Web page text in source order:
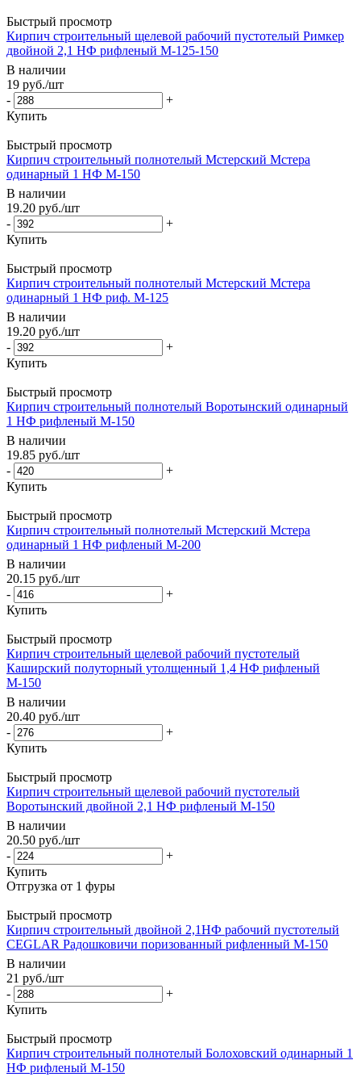
Быстрый просмотр
Кирпич строительный щелевой рабочий пустотелый Римкер
двойной 2,1 НФ рифленый М-125-150
В наличии
19 руб./шт
-
+
Купить
Быстрый просмотр
Кирпич строительный полнотелый Мстерский Мстера
одинарный 1 НФ М-150
В наличии
19.20 руб./шт
-
+
Купить
Быстрый просмотр
Кирпич строительный полнотелый Мстерский Мстера
одинарный 1 НФ риф. М-125
В наличии
19.20 руб./шт
-
+
Купить
Быстрый просмотр
Кирпич строительный полнотелый Воротынский одинарный
1 НФ рифленый М-150
В наличии
19.85 руб./шт
-
+
Купить
Быстрый просмотр
Кирпич строительный полнотелый Мстерский Мстера
одинарный 1 НФ рифленый М-200
В наличии
20.15 руб./шт
-
+
Купить
Быстрый просмотр
Кирпич строительный щелевой рабочий пустотелый
Каширский полуторный утолщенный 1,4 НФ рифленый
М-150
В наличии
20.40 руб./шт
-
+
Купить
Быстрый просмотр
Кирпич строительный щелевой рабочий пустотелый
Воротынский двойной 2,1 НФ рифленый М-150
В наличии
20.50 руб./шт
-
+
Купить
Быстрый просмотр
Кирпич строительный двойной 2,1НФ рабочий пустотелый
CEGLAR Радошковичи поризованный рифленный М-150
В наличии
21 руб./шт
-
+
Купить
Быстрый просмотр
Кирпич строительный полнотелый Болоховский одинарный 1
НФ рифленый М-150